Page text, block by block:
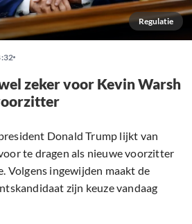
Regulatie
zeker voor Kevin Warsh
Donald Trump lijkt van
te dragen als nieuwe voorzitter
Volgens ingewijden maakt de
zijn keuze vandaag